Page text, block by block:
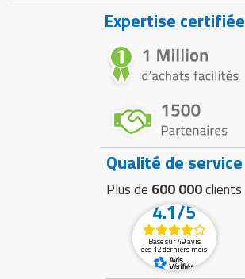
Expertise certifiée
Qualité de service
Plus de 600 000clients
4.1/5
Basé sur 49 avis
des 12 derniers mois